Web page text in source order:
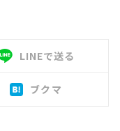
LINEで送る
ブクマ